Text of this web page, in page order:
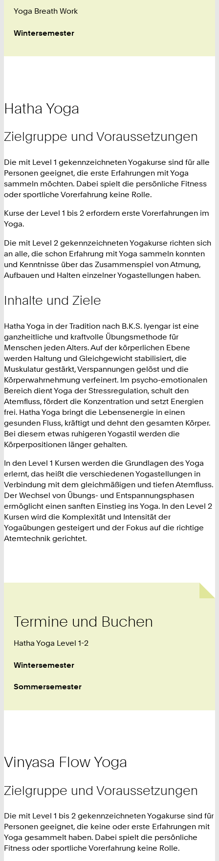
Yoga Breath Work
Wintersemester
Hatha Yoga
Zielgruppe und Voraussetzungen
Die mit Level 1 gekennzeichneten Yogakurse sind für alle
Personen geeignet, die erste Erfahrungen mit Yoga
sammeln möchten. Dabei spielt die persönliche Fitness
oder sportliche Vorerfahrung keine Rolle.
Kurse der Level 1 bis 2 erfordern erste Vorerfahrungen im
Yoga.
Die mit Level 2 gekennzeichneten Yogakurse richten sich
an alle, die schon Erfahrung mit Yoga sammeln konnten
und Kenntnisse über das Zusammenspiel von Atmung,
Aufbauen und Halten einzelner Yogastellungen haben.
Inhalte und Ziele
Hatha Yoga in der Tradition nach B.K.S. Iyengar ist eine
ganzheitliche und kraftvolle Übungsmethode für
Menschen jeden Alters. Auf der körperlichen Ebene
werden Haltung und Gleichgewicht stabilisiert, die
Muskulatur gestärkt, Verspannungen gelöst und die
Körperwahrnehmung verfeinert. Im psycho-emotionalen
Bereich dient Yoga der Stressregulation, schult den
Atemfluss, fördert die Konzentration und setzt Energien
frei. Hatha Yoga bringt die Lebensenergie in einen
gesunden Fluss, kräftigt und dehnt den gesamten Körper.
Bei diesem etwas ruhigeren Yogastil werden die
Körperpositionen länger gehalten.
In den Level 1 Kursen werden die Grundlagen des Yoga
erlernt, das heißt die verschiedenen Yogastellungen in
Verbindung mit dem gleichmäßigen und tiefen Atemfluss.
Der Wechsel von Übungs- und Entspannungsphasen
ermöglicht einen sanften Einstieg ins Yoga. In den Level 2
Kursen wird die Komplexität und Intensität der
Yogaübungen gesteigert und der Fokus auf die richtige
Atemtechnik gerichtet.
Termine und Buchen
Hatha Yoga Level 1-2
Wintersemester
Sommersemester
Vinyasa Flow Yoga
Zielgruppe und Voraussetzungen
Die mit Level 1 bis 2 gekennzeichneten Yogakurse sind für
Personen geeignet, die keine oder erste Erfahrungen mit
Yoga gesammelt haben. Dabei spielt die persönliche
Fitness oder sportliche Vorerfahrung keine Rolle.